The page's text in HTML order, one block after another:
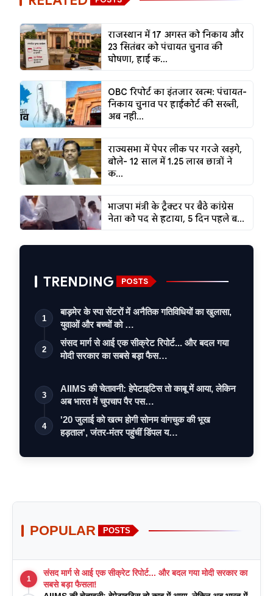
राजस्थान में 17 अगस्त को निकाय और
23 सितंबर को पंचायत चुनाव की
घोषणा, हाई क...
OBC रिपोर्ट का इंतजार खत्म: पंचायत-
निकाय चुनाव पर हाईकोर्ट की सख्ती,
अब नही...
राज्यसभा में पेपर लीक पर गरजे खड़गे,
बोले- 12 साल में 1.25 लाख छात्रों ने
क...
भाजपा मंत्री के ट्रैक्टर पर बैठे कांग्रेस
नेता को पद से हटाया, 5 दिन पहले ब...
TRENDING POSTS
1
बाड़मेर के स्पा सेंटरों में अनैतिक गतिविधियों का खुलासा,
युवाओं और बच्चों को …
2
संसद मार्ग से आई एक सीक्रेट रिपोर्ट... और बदल गया
मोदी सरकार का सबसे बड़ा फैस…
3
AIIMS की चेतावनी: हेपेटाइटिस तो काबू में आया, लेकिन
अब भारत में चुपचाप पैर पस…
4
'20 जुलाई को खत्म होगी सोनम वांगचुक की भूख
हड़ताल', जंतर-मंतर पहुंचीं डिंपल य…
POPULAR POSTS
1
संसद मार्ग से आई एक सीक्रेट रिपोर्ट... और बदल गया मोदी सरकार का
सबसे बड़ा फैसला!